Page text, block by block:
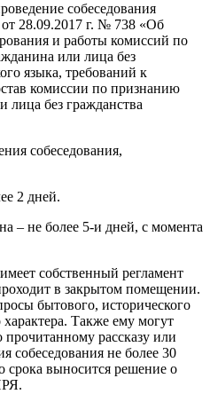
собеседования
28.09.2017 г. № 738 «Об
и работы комиссий по
или лица без
языка, требований к
комиссии по признанию
лица без гражданства
собеседования,
2 дней.
– не более 5-и дней, с момента
собственный регламент
в закрытом помещении.
бытового, исторического
Также ему могут
прочитанному рассказу или
собеседования не более 30
выносится решение о